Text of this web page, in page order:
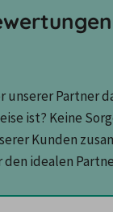
unserer Partner
ist? Keine
Kunden
idealen